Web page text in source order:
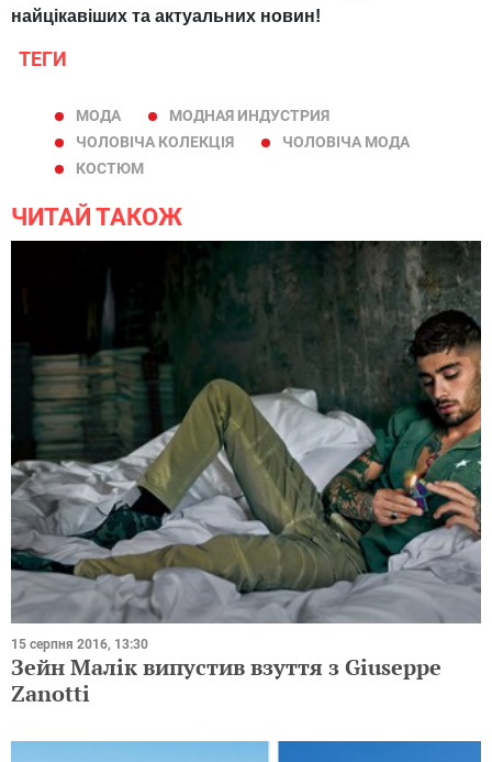
найцікавіших та актуальних новин!
ТЕГИ
МОДА
МОДНАЯ ИНДУСТРИЯ
ЧОЛОВІЧА КОЛЕКЦІЯ
ЧОЛОВІЧА МОДА
КОСТЮМ
ЧИТАЙ ТАКОЖ
15 серпня 2016, 13:30
Зейн Малік випустив взуття з Giuseppe
Zanotti